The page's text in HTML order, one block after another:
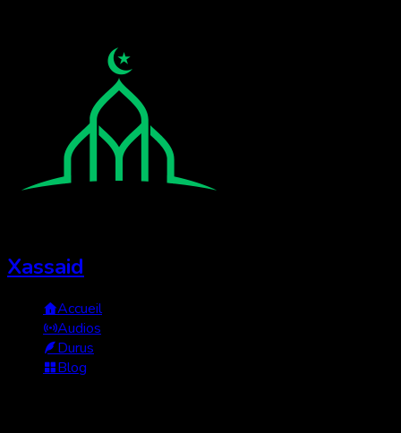
Xassaid
Accueil
Audios
Durus
Blog